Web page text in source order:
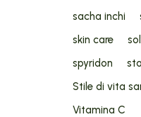
sacha inchi
skin care
spyridon
Stile di vita
Vitamina C